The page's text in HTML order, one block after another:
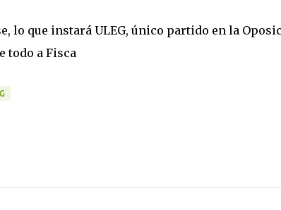
lo que instará ULEG, único partido en la
todo a Fisca